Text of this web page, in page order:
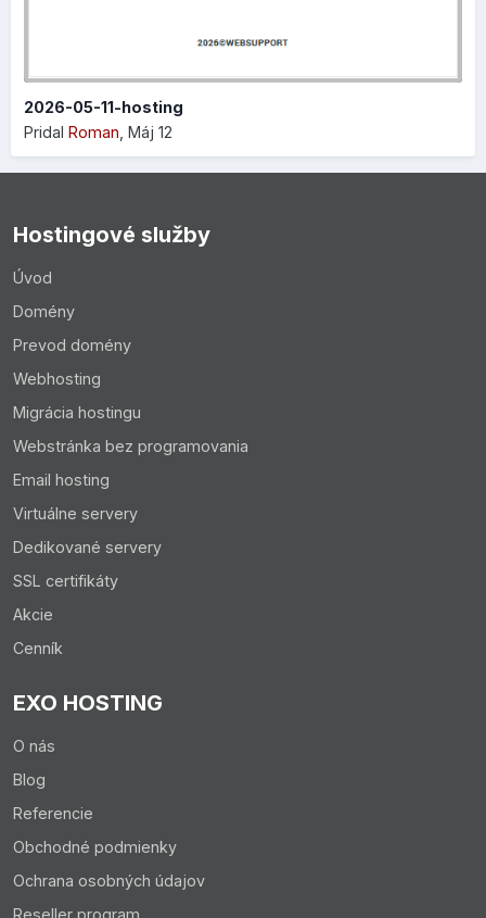
Upozornenie:
Majte na pamäti, že tieto zmeny sa v indexe
vyhľadávačov nezmenia v reálnom čase a zmeny sa
môžu prejaviť niekedy aj za 2 týždne.
2026-05-11-hosting
Pridal Roman Máj 12
Hostingové služby
Úvod
Domény
Prevod domény
Webhosting
Migrácia hostingu
Webstránka bez programovania
Email hosting
Virtuálne servery
Dedikované servery
SSL certifikáty
Akcie
Cenník
EXO HOSTING
O nás
Blog
Referencie
Obchodné podmienky
Ochrana osobných údajov
Reseller program